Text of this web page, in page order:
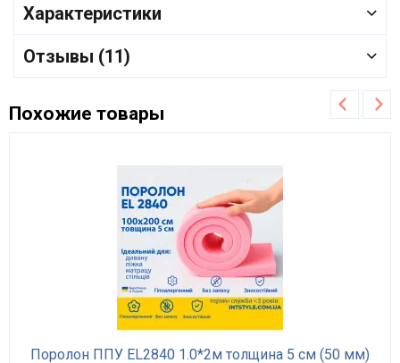
Характеристики
Отзывы (11)
Похожие товары
Поролон ППУ EL2840 1.0*2м толщина 5 см (50 мм)